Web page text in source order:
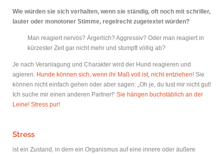
Wie würden sie sich verhalten, wenn sie ständig, oft noch mit schriller,
lauter oder monotoner Stimme, regelrecht zugetextet würden?
Man reagiert nervös? Ärgerlich? Aggressiv? Oder man reagiert in
kürzester Zeit gar nicht mehr und stumpft völlig ab?
Je nach Veranlagung und Charakter wird der Hund reagieren und
agieren. Hunde können sich, wenn ihr Maß voll ist, nicht entziehen! Sie
können nicht einfach gehen oder aber sagen: „Oh je, du tust mir nicht gut!
Ich suche mir einen anderen Partner!“ Sie hängen buchstäblich an der
Leine! Stress pur!
Stress
ist ein Zustand, in dem ein Organismus auf eine innere oder äußere